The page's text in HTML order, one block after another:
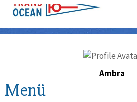
Ambra
Menü